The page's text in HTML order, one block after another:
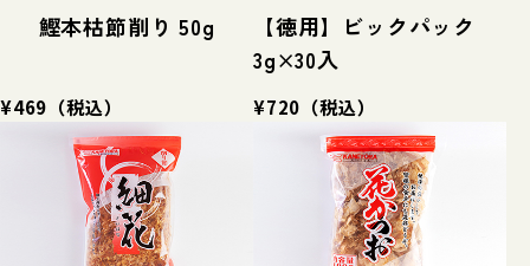
鰹本枯節削り 50g
¥469 （税込）
【徳用】ビックパック
3g×30入
¥720 （税込）